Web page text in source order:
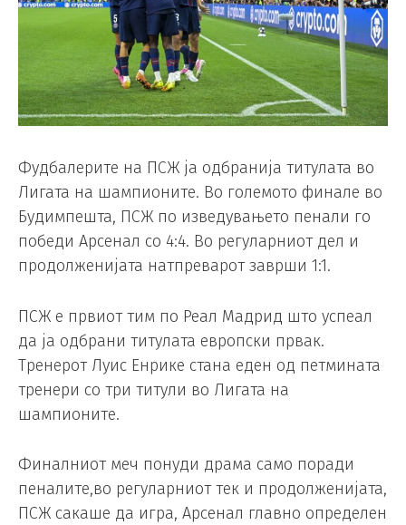
Фудбалерите на ПСЖ ја одбранија титулата во
Лигата на шампионите. Во големото финале во
Будимпешта, ПСЖ по изведувањето пенали го
победи Арсенал со 4:4. Во регуларниот дел и
продолженијата натпреварот заврши 1:1.
ПСЖ е првиот тим по Реал Мадрид што успеал
да ја одбрани титулата европски првак.
Тренерот Луис Енрике стана еден од петмината
тренери со три титули во Лигата на
шампионите.
Финалниот меч понуди драма само поради
пеналите,во регуларниот тек и продолженијата,
ПСЖ сакаше да игра, Арсенал главно определен